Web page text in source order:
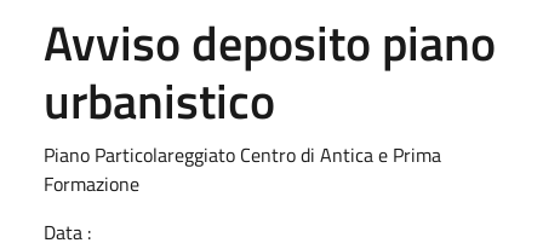
Avviso deposito piano
urbanistico
Piano Particolareggiato Centro di Antica e Prima
Formazione
Data :